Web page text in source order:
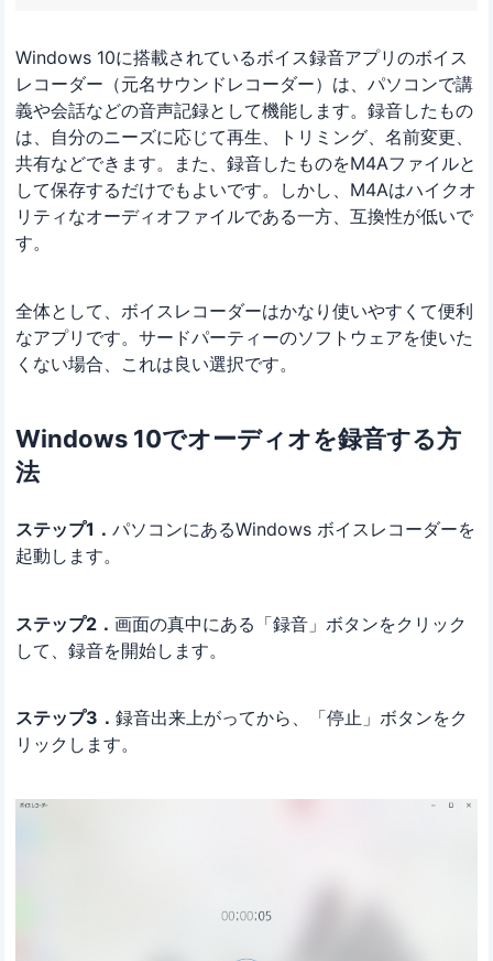
Windows 10に搭載されているボイス録音アプリのボイス
レコーダー（元名サウンドレコーダー）は、パソコンで講
義や会話などの音声記録として機能します。録音したもの
は、自分のニーズに応じて再生、トリミング、名前変更、
共有などできます。また、録音したものをM4Aファイルと
して保存するだけでもよいです。しかし、M4Aはハイクオ
リティなオーディオファイルである一方、互換性が低いで
す。
全体として、ボイスレコーダーはかなり使いやすくて便利
なアプリです。サードパーティーのソフトウェアを使いた
くない場合、これは良い選択です。
Windows 10でオーディオを録音する方
法
ステップ1．パソコンにあるWindows ボイスレコーダーを
起動します。
ステップ2．画面の真中にある「録音」ボタンをクリック
して、録音を開始します。
ステップ3．録音出来上がってから、「停止」ボタンをク
リックします。